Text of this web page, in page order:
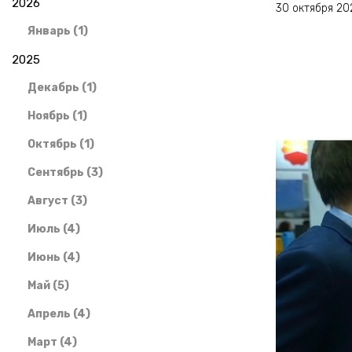
2026
Январь (1)
2025
Декабрь (1)
Ноябрь (1)
Октябрь (1)
Сентябрь (3)
Август (3)
Июль (4)
Июнь (4)
Май (5)
Апрель (4)
Март (4)
30 октября